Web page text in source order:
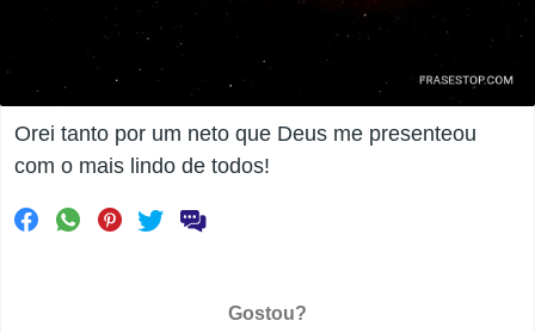
Orei tanto por um neto que Deus me presenteou
com o mais lindo de todos!
Gostou?